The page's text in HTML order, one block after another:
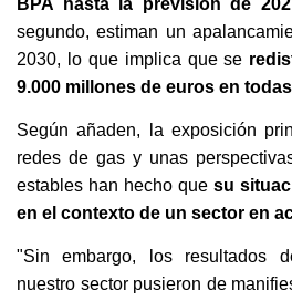
BPA hasta la previsión de
segundo, estiman un
2030, lo que implica que se
9.000 millones de euros en
Según añaden, la exposición
redes de gas y unas
estables han hecho que su
en el contexto de un sector en
"Sin embargo, los resultados
nuestro sector pusieron de